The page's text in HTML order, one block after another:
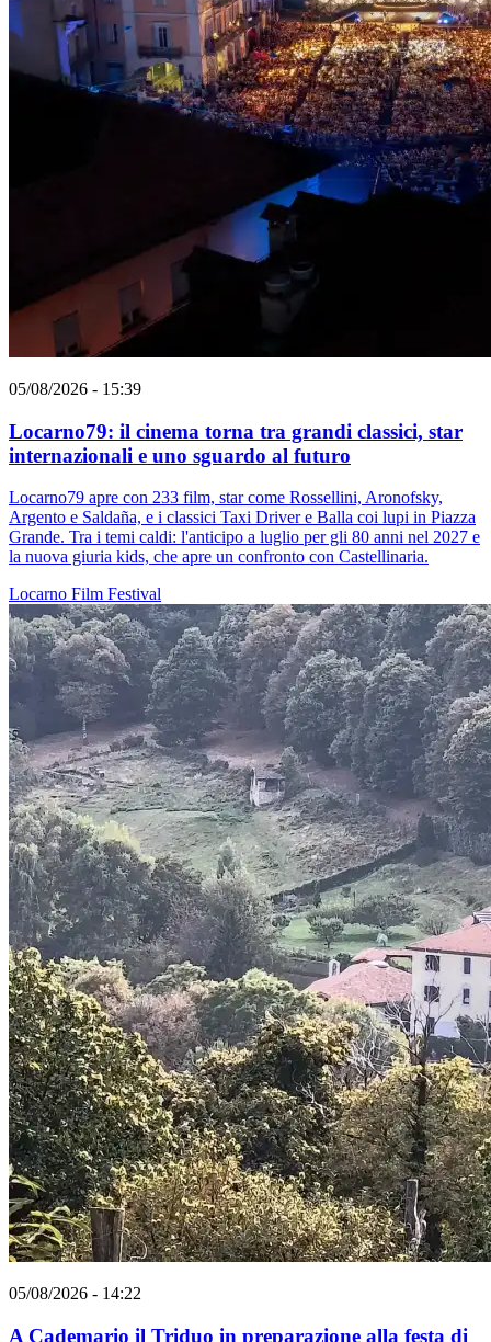
05/08/2026 - 15:39
Locarno79: il cinema torna tra grandi classici, star
internazionali e uno sguardo al futuro
Locarno79 apre con 233 film, star come Rossellini, Aronofsky,
Argento e Saldaña, e i classici Taxi Driver e Balla coi lupi in Piazza
Grande. Tra i temi caldi: l'anticipo a luglio per gli 80 anni nel 2027 e
la nuova giuria kids, che apre un confronto con Castellinaria.
Locarno Film Festival
05/08/2026 - 14:22
A Cademario il Triduo in preparazione alla festa di